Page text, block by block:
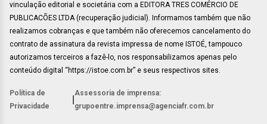
vinculação editorial e societária com a EDITORA TRES COMÉRCIO DE
PUBLICACÕES LTDA (recuperação judicial). Informamos também que não
realizamos cobranças e que também não oferecemos cancelamento do
contrato de assinatura da revista impressa de nome ISTOÉ, tampouco
autorizamos terceiros a fazê-lo, nos responsabilizamos apenas pelo
conteúdo digital “https://istoe.com.br” e seus respectivos sites.
Política de
Privacidade
Assessoria de imprensa:
grupoentre.imprensa@agenciafr.com.br